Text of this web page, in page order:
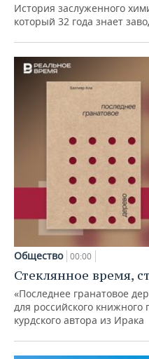
История заслуженного
который 32 года знает
Общество 00:00
Стеклянное время,
«Последнее гранатовое
для российского
курдского автора из Ирака